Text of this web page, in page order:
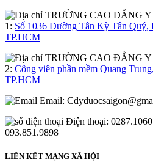
1: Số 1036 Đường Tân Kỳ Tân Quý,
TP.HCM
2: Công viên phần mềm Quang
TP.HCM
Email:
Điện thoại:
093.851.9898
LIÊN KẾT MẠNG XÃ HỘI